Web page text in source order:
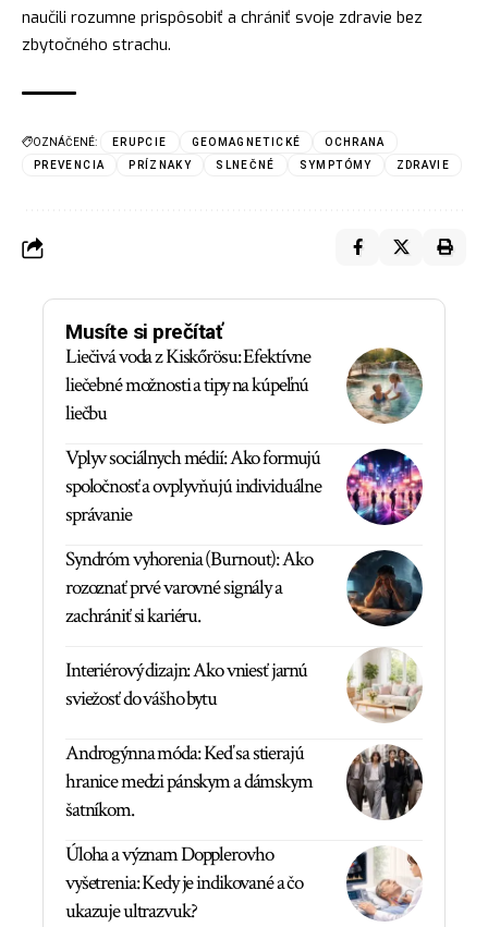
naučili rozumne prispôsobiť a chrániť svoje zdravie bez
zbytočného strachu.
OZNÁČENÉ: ERUPCIE GEOMAGNETICKÉ
OCHRANA
PREVENCIA
PRÍZNAKY SLNEČNÉ SYMPTÓMY ZDRAVIE
Musíte si prečítať
Liečivá voda z Kiskőrösu: Efektívne
liečebné možnosti a tipy na kúpeľnú
liečbu
Vplyv sociálnych médií: Ako formujú
spoločnosť a ovplyvňujú individuálne
správanie
Syndróm vyhorenia (Burnout): Ako
rozoznať prvé varovné signály a
zachrániť si kariéru.
Interiérový dizajn: Ako vniesť jarnú
sviežosť do vášho bytu
Androgýnna móda: Keď sa stierajú
hranice medzi pánskym a dámskym
šatníkom.
Úloha a význam Dopplerovho
vyšetrenia: Kedy je indikované a čo
ukazuje ultrazvuk?